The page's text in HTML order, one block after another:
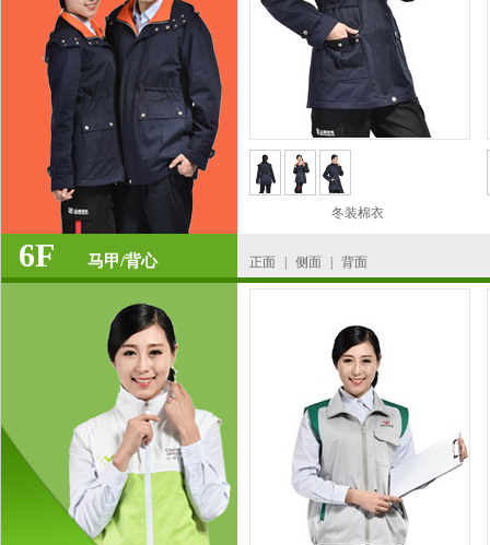
冬装棉衣
6F 马甲/背心 正面 侧面 背面